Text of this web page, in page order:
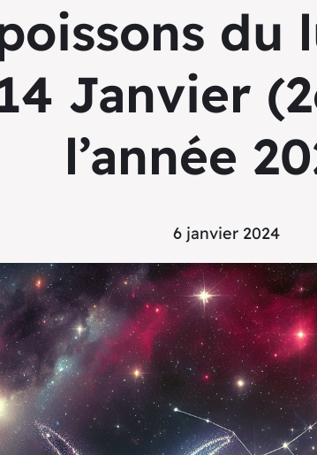
du
Janvier
l’année
6 janvier 2024